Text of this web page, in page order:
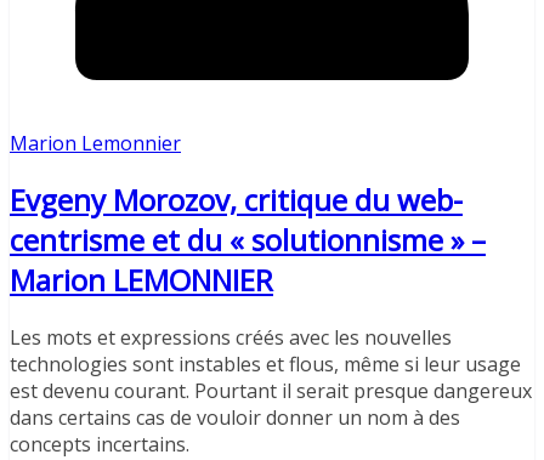
Marion Lemonnier
Evgeny Morozov, critique du web-
centrisme et du « solutionnisme » –
Marion LEMONNIER
Les mots et expressions créés avec les nouvelles
technologies sont instables et flous, même si leur usage
est devenu courant. Pourtant il serait presque dangereux
dans certains cas de vouloir donner un nom à des
concepts incertains.